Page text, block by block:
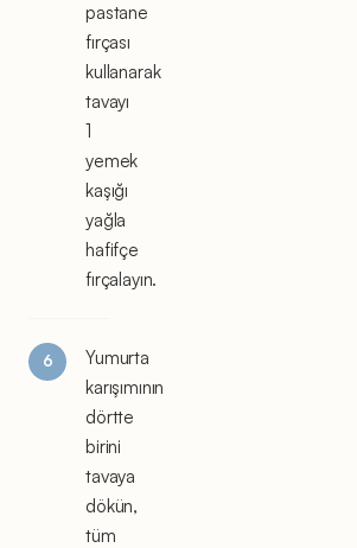
pastane
fırçası
kullanarak
tavayı
1
yemek
kaşığı
yağla
hafifçe
fırçalayın.
Yumurta
karışımının
dörtte
birini
tavaya
dökün,
tüm